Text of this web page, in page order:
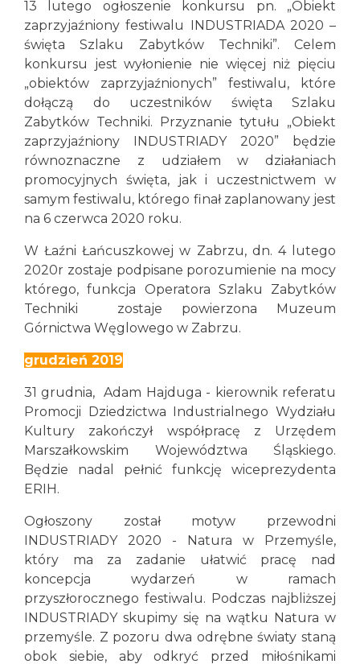
13 lutego ogłoszenie konkursu pn. „Obiekt
zaprzyjaźniony festiwalu INDUSTRIADA 2020 –
święta Szlaku Zabytków Techniki”. Celem
konkursu jest wyłonienie nie więcej niż pięciu
„obiektów zaprzyjaźnionych” festiwalu, które
dołączą do uczestników święta Szlaku
Zabytków Techniki. Przyznanie tytułu „Obiekt
zaprzyjaźniony INDUSTRIADY 2020” będzie
równoznaczne z udziałem w działaniach
promocyjnych święta, jak i uczestnictwem w
samym festiwalu, którego finał zaplanowany jest
na 6 czerwca 2020 roku.
W Łaźni Łańcuszkowej w Zabrzu, dn. 4 lutego
2020r zostaje podpisane porozumienie na mocy
którego, funkcja Operatora Szlaku Zabytków
Techniki zostaje powierzona Muzeum
Górnictwa Węglowego w Zabrzu.
grudzień 2019
31 grudnia, Adam Hajduga - kierownik referatu
Promocji Dziedzictwa Industrialnego Wydziału
Kultury zakończył współpracę z Urzędem
Marszałkowskim Województwa Śląskiego.
Będzie nadal pełnić funkcję wiceprezydenta
ERIH.
Ogłoszony został motyw przewodni
INDUSTRIADY 2020 - Natura w Przemyśle,
który ma za zadanie ułatwić pracę nad
koncepcja wydarzeń w ramach
przyszłorocznego festiwalu. Podczas najbliższej
INDUSTRIADY skupimy się na wątku Natura w
przemyśle. Z pozoru dwa odrębne światy staną
obok siebie, aby odkryć przed miłośnikami